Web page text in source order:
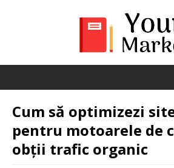
Cum să optimizezi
pentru motoarele de
obții trafic organic